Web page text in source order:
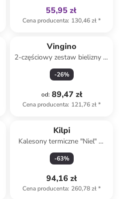
55,95 zł
Cena producenta: 130,46 zł*
Vingino
2-częściowy zestaw bielizny w
kolorze khaki
-26%
od: 89,47 zł
Cena producenta: 121,76 zł*
Kilpi
Kalesony termiczne "Niel" w
kolorze czarnym
-63%
94,16 zł
Cena producenta: 260,78 zł*